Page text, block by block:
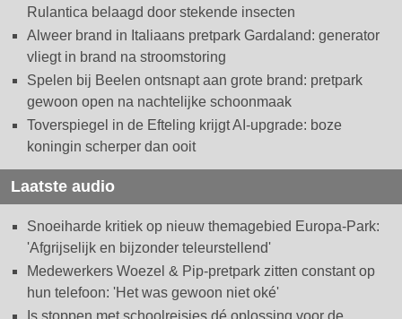
Rulantica belaagd door stekende insecten
Alweer brand in Italiaans pretpark Gardaland: generator
vliegt in brand na stroomstoring
Spelen bij Beelen ontsnapt aan grote brand: pretpark
gewoon open na nachtelijke schoonmaak
Toverspiegel in de Efteling krijgt AI-upgrade: boze
koningin scherper dan ooit
Laatste audio
Snoeiharde kritiek op nieuw themagebied Europa-Park:
'Afgrijselijk en bijzonder teleurstellend'
Medewerkers Woezel & Pip-pretpark zitten constant op
hun telefoon: 'Het was gewoon niet oké'